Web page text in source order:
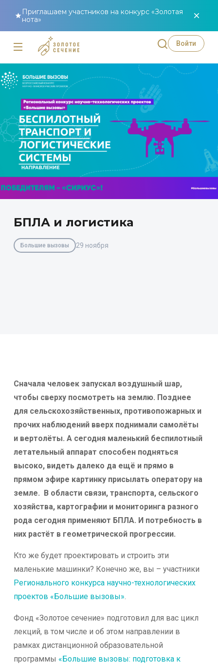
Приглашаем участников на конкурс «Золотая
нота»
Войти
БПЛА и логистика
Большие вызовы 29 ноября
Сначала человек запускал воздушный шар,
чтобы сверху посмотреть на землю. Позднее
для сельскохозяйственных, противопожарных и
прочих наблюдений вверх поднимали самолёты
и вертолёты. А сегодня маленький беспилотный
летательный аппарат способен подняться
высоко, видеть далеко да ещё и прямо в
прямом эфире картинку присылать оператору на
земле. В области связи, транспорта, сельского
хозяйства, картографии и мониторинга разного
рода сегодня применяют БПЛА. И потребность в
них растёт в геометрической прогрессии.
Кто же будет проектировать и строить эти
маленькие машинки? Конечно же, вы – участники
Регионального конкурса научно-технологических
проектов «Большие вызовы».
Фонд «Золотое сечение» подготовил для вас цикл
лекций, в том числе и об этом направлении в
рамках дистанционной образовательной
программы «Большие вызовы: подготовка к